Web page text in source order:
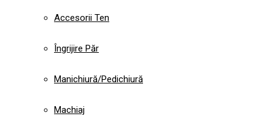
Accesorii Ten
Îngrijire Păr
Manichiură/Pedichiură
Machiaj